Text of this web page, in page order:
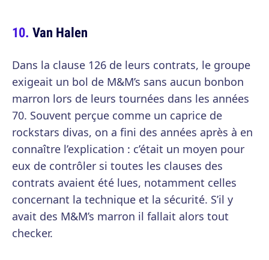
Van Halen
Dans la clause 126 de leurs contrats, le groupe
exigeait un bol de M&M’s sans aucun bonbon
marron lors de leurs tournées dans les années
70. Souvent perçue comme un caprice de
rockstars divas, on a fini des années après à en
connaître l’explication : c’était un moyen pour
eux de contrôler si toutes les clauses des
contrats avaient été lues, notamment celles
concernant la technique et la sécurité. S’il y
avait des M&M’s marron il fallait alors tout
checker.